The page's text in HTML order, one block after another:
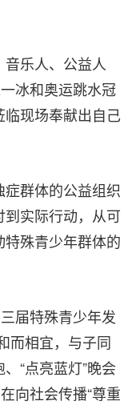
乐人、公益人
冰和奥运跳水冠
现场奉献出自己
群体的公益组织
实际行动，从可
殊青少年群体的
届特殊青少年发
而相宜，与子同
“点亮蓝灯”晚会
向社会传播“尊重